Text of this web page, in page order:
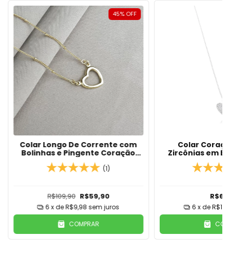
45%OFF
Colar Longo De Corrente com
Bolinhas e Pingente Coração
Vazado Banhado em Ouro 18k
(1)
R$109,90 R$59,90
6 x deR$9,98 sem juros
COMPRAR
Colar
Zircônias em
6 x de